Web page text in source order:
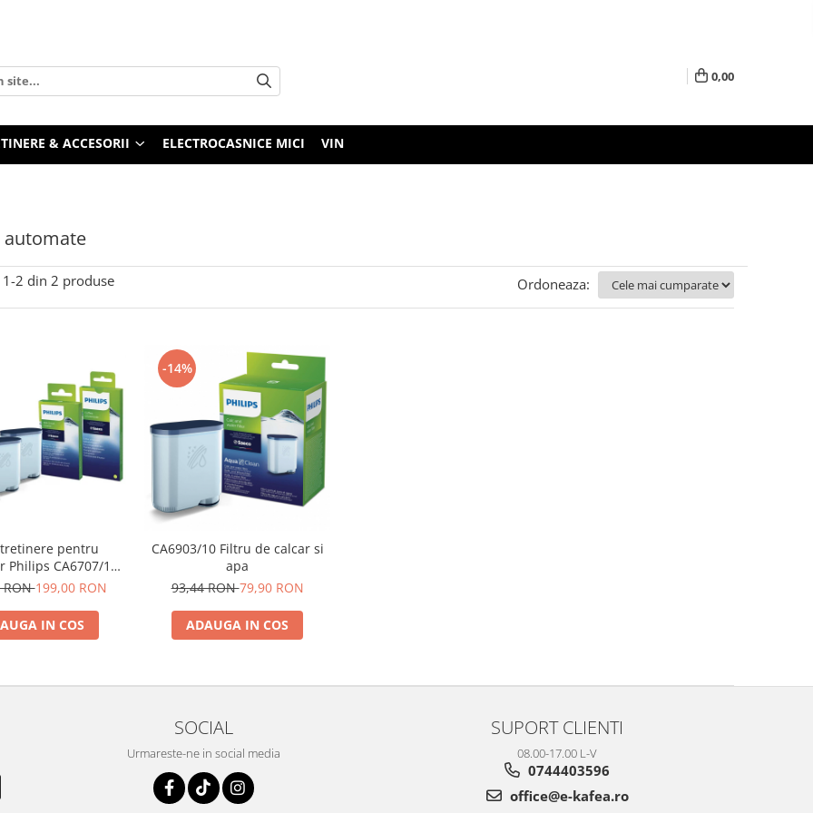
0,00
& ACCESORII ELECTROCASNICE MICI VIN
automate
1-2 din 2 produse Ordoneaza:
pentru
Philips CA6707/10,
si tub
indepartare
ulei
RON199,00 RON
IN COS
-14%
CA6903/10 Filtru de calcar si
apa
93,44 RON79,90 RON
ADAUGA IN COS
SOCIAL
Urmareste-ne in social media
SUPORT CLIENTI
08.00-17.00 L-V
0744403596
office@e-kafea.ro